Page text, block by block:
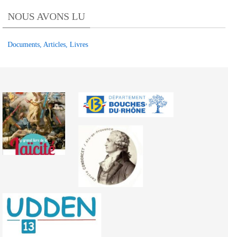
TRIBUNE
OLPA
NOUS AVONS LU
Documents, Articles, Livres